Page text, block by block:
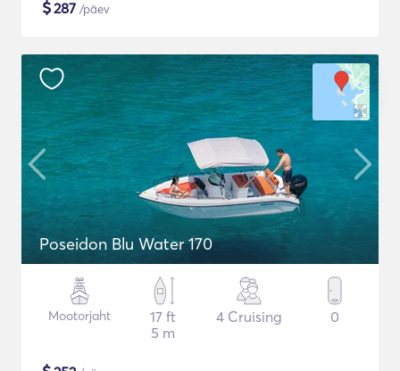
$287 /päev
Poseidon Blu Water 170
Mootorjaht
17 ft
5 m
4 Cruising 0